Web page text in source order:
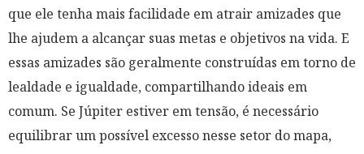
que ele tenha mais facilidade em atrair amizades que
lhe ajudem a alcançar suas metas e objetivos na vida. E
essas amizades são geralmente construídas em torno de
lealdade e igualdade, compartilhando ideais em
comum. Se Júpiter estiver em tensão, é necessário
equilibrar um possível excesso nesse setor do mapa,